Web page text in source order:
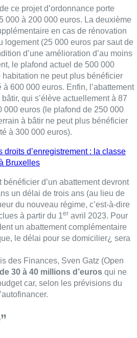
ce projet d’ordonnance porte
000 à 200 000 euros. La deuxième
en cas de rénovation
logement (25 000 euros par saut de
d’une amélioration d’au moins
le plafond actuel de 500 000
ne peut plus bénéficier
à 600 000 euros. Enfin, l’abattement
bâtir, qui s’élève actuellement à 87
000 euros (le plafond de 250 000
à bâtir ne peut plus bénéficier
à 300 000 euros).
droits d’enregistrement : la classe
Bruxelles
d’un abattement devront
un délai de trois ans (au lieu de
du nouveau régime, c’est-à-dire
à partir du 1er avril 2023. Pour
un abattement complémentaire
le délai pour se domicilier¿ sera
des Finances, Sven Gatz (Open
30 à 40 millions d’euros qui ne
car, selon les prévisions du